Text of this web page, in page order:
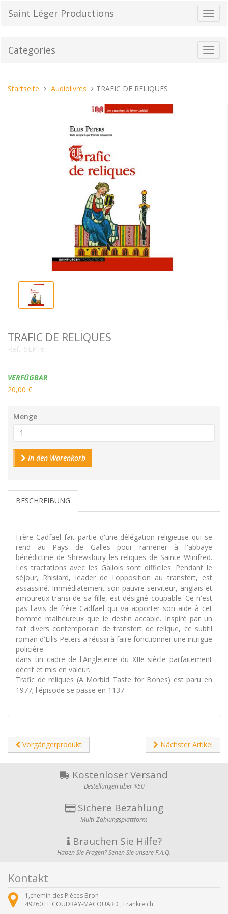
zumSaint Léger Productions
Categories
Sie
Startseite Audiolivres TRAFIC DE RELIQUES
TRAFIC DE RELIQUES
Ref.: SLP16
Verfügbarkeit:
VERFÜGBAR
20,00 €
Menge
In den Warenkorb
BESCHREIBUNG
Frère Cadfael fait partie d'une délégation religieuse qui se
rend au Pays de Galles pour ramener à l'abbaye
bénédictine de Shrewsbury les reliques de Sainte Winifred.
Les tractations avec les Gallois sont difficiles. Pendant le
séjour, Rhisiard, leader de l'opposition au transfert, est
assassiné. Immédiatement son pauvre serviteur, anglais et
amoureux transi de sa fille, est désigné coupable. Ce n'est
pas l'avis de frère Cadfael qui va apporter son aide à cet
homme malheureux que le destin accable. Inspiré par un
fait divers contemporain de transfert de relique, ce subtil
roman d'Ellis Peters a réussi à faire fonctionner une intrigue
policière
dans un cadre de l'Angleterre du XIIe siècle parfaitement
décrit et mis en valeur.
Trafic de reliques (A Morbid Taste for Bones) est paru en
1977; l'épisode se passe en 1137
Vorgängerprodukt Nächster Artikel
Kostenloser Versand
Bestellungen über $50
Sichere Bezahlung
Multi-Zahlungsplattform
Brauchen Sie Hilfe?
Haben Sie Fragen? Sehen Sie unsere F.A.Q.
Kontakt
1,chemin des Pièces Bron
49260 LE COUDRAY-MACOUARD , Frankreich